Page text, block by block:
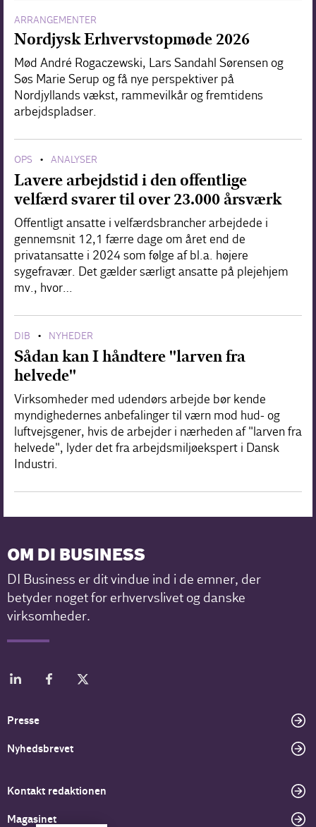
ARRANGEMENTER
Nordjysk Erhvervstopmøde 2026
Mød André Rogaczewski, Lars Sandahl Sørensen og
Søs Marie Serup og få nye perspektiver på
Nordjyllands vækst, rammevilkår og fremtidens
arbejdspladser.
OPS • ANALYSER
Lavere arbejdstid i den offentlige
velfærd svarer til over 23.000 årsværk
Offentligt ansatte i velfærdsbrancher arbejdede i
gennemsnit 12,1 færre dage om året end de
privatansatte i 2024 som følge af bl.a. højere
sygefravær. Det gælder særligt ansatte på plejehjem
mv., hvor…
DIB • NYHEDER
Sådan kan I håndtere "larven fra
helvede"
Virksomheder med udendørs arbejde bør kende
myndighedernes anbefalinger til værn mod hud- og
luftvejsgener, hvis de arbejder i nærheden af "larven fra
helvede", lyder det fra arbejdsmiljøekspert i Dansk
Industri.
OM DI BUSINESS
DI Business er dit vindue ind i de emner, der
betyder noget for erhvervslivet og danske
virksomheder.
Presse
Nyhedsbrevet
Kontakt redaktionen
Magasinet